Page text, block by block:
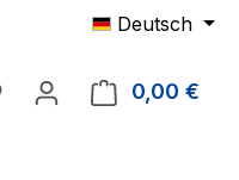
Deutsch
Du hast 0 Produkte auf
0,00 €